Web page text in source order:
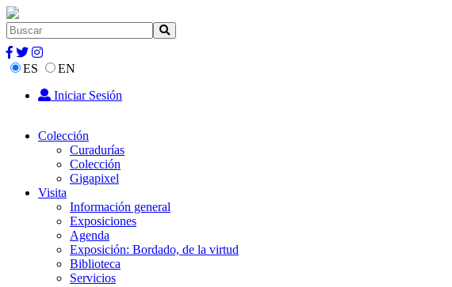
ES
EN
Iniciar Sesión
Colección
Curadurías
Colección
Gigapixel
Visita
Información general
Exposiciones
Agenda
Exposición: Bordado, de la virtud
Biblioteca
Servicios